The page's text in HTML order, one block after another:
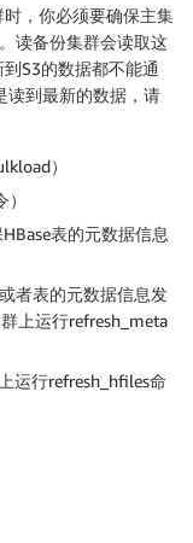
，你必须要确保主集
读备份集群会读取这
S3的数据都不能通
读到最新的数据，请
）
表的元数据信息
者表的元数据信息发
上运行refresh_meta
运行refresh_hfiles命